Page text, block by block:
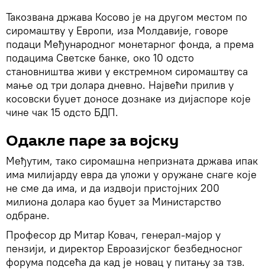
Такозвана држава Косово је на другом местом по
сиромаштву у Европи, иза Молдавије, говоре
подаци Међународног монетарног фонда, а према
подацима Светске банке, око 10 одсто
становништва живи у екстремном сиромаштву са
мање од три долара дневно. Највећи прилив у
косовски буџет доносе дознакe из дијаспоре које
чине чак 15 одсто БДП.
Одакле паре за војску
Међутим, тако сиромашна непризната држава ипак
има милијарду евра да уложи у оружане снаге које
не сме да има, и да издвоји пристојних 200
милиона долара као буџет за Министарство
одбране.
Професор др Митар Ковач, генерал-мајор у
пензији, и директор Евроазијског безбедносног
форума подсећа да кад је новац у питању за тзв.